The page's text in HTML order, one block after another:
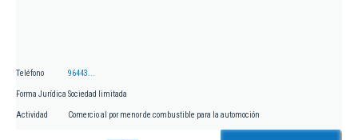
Teléfono 96443...
Forma Jurídica Sociedad limitada
Actividad Comercio al por menor de combustible para la automoción